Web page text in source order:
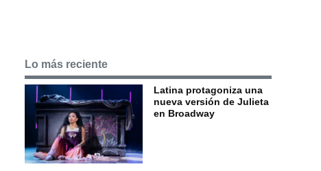
Lo más reciente
Latina protagoniza una
nueva versión de Julieta
en Broadway